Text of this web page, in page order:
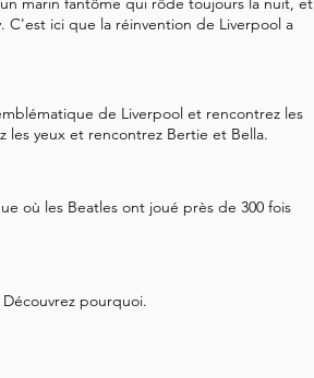
de l'Empire britannique. Depuis
pas à l'intérieur des
le cœur civique et commercial de
près du Port Building et
Water Street devient
à dôme en haut de la
prochaine étape.
ici que la réinvention de Liverpool a
de Liverpool et rencontrez les
les yeux et rencontrez Bertie et Bella.
où les Beatles ont joué près de 300 fois
pourquoi.